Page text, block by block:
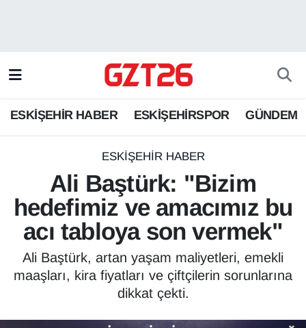
ESKİŞEHİR HABER ESKİŞEHİRSPOR GÜNDEM
ESKİŞEHİR HABER
Ali Baştürk: "Bizim
hedefimiz ve amacımız bu
acı tabloya son vermek"
Ali Baştürk, artan yaşam maliyetleri, emekli
maaşları, kira fiyatları ve çiftçilerin sorunlarına
dikkat çekti.
ESKİŞEHİRSPOR
GÜNDEM
Odunpazarı Trafik Yoğunluk Haritası
Süper Lig Puan Durumu ve Fikstür
Tüm Manşetler
Son Dakika Haberleri
Haber Arşivi